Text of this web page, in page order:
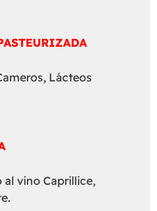
Lácteos
al vino Caprillice,